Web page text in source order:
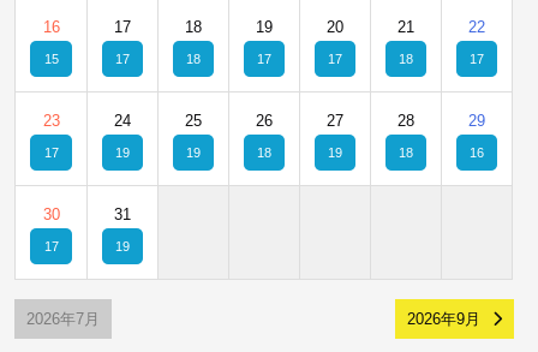
16
15
17
17
18
18
19
17
20
17
21
18
22
17
23
17
24
19
25
19
26
18
27
19
28
18
29
16
30
17
31
19
2026年7月 2026年9月